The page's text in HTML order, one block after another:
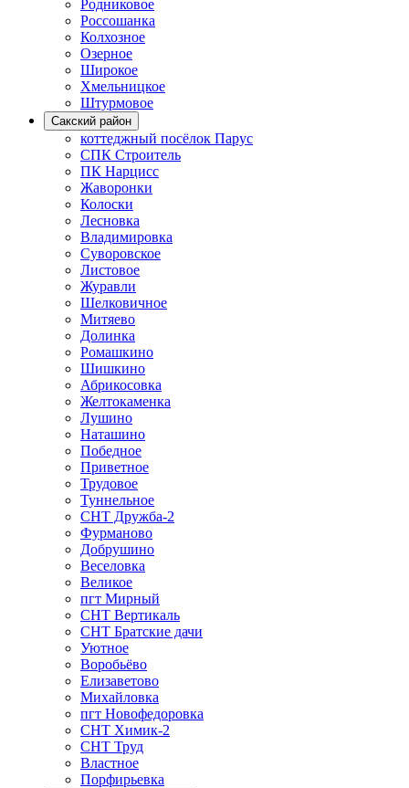
Родниковое
Россошанка
Колхозное
Озерное
Широкое
Хмельницкое
Штурмовое
Сакский район
коттеджный посёлок Парус
СПК Строитель
ПК Нарцисс
Жаворонки
Колоски
Лесновка
Владимировка
Суворовское
Листовое
Журавли
Шелковичное
Митяево
Долинка
Ромашкино
Шишкино
Абрикосовка
Желтокаменка
Лушино
Наташино
Победное
Приветное
Трудовое
Туннельное
СНТ Дружба-2
Фурманово
Добрушино
Веселовка
Великое
пгт Мирный
СНТ Вертикаль
СНТ Братские дачи
Уютное
Воробьёво
Елизаветово
Михайловка
пгт Новофедоровка
СНТ Химик-2
СНТ Труд
Властное
Порфирьевка